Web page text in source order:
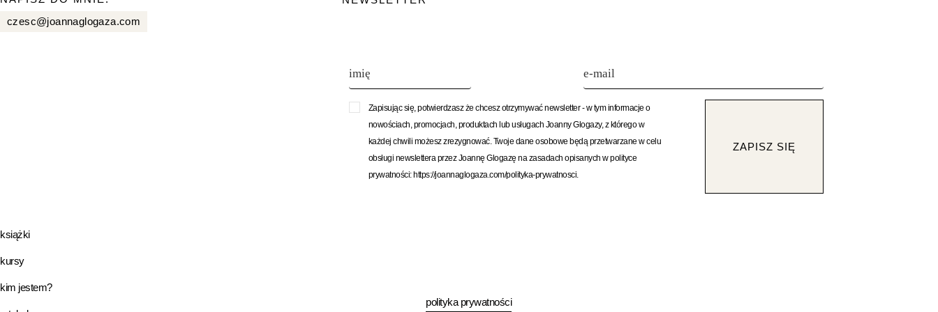
czesc@joannaglogaza.com
Zapisując się, potwierdzasz że chcesz otrzymywać newsletter - w tym informacje o
nowościach, promocjach, produktach lub usługach Joanny Glogazy, z którego w
każdej chwili możesz zrezygnować. Twoje dane osobowe będą przetwarzane w celu
obsługi newslettera przez Joannę Glogazę na zasadach opisanych w polityce
prywatności: https://joannaglogaza.com/polityka-prywatnosci.
ZAPISZ SIĘ
książki
kursy
kim jestem?
polityka prywatności